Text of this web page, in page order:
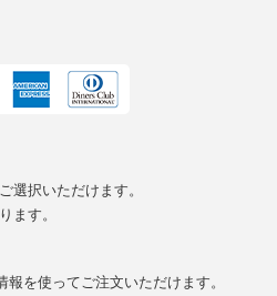
選択いただけます。
ます。
を使ってご注文いただけます。